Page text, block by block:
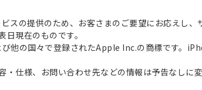
スの提供のため、お客さまのご要望にお応えし、
現在のものです。
の国々で登録されたApple Inc.の商標です。
仕様、お問い合わせ先などの情報は予告なしに